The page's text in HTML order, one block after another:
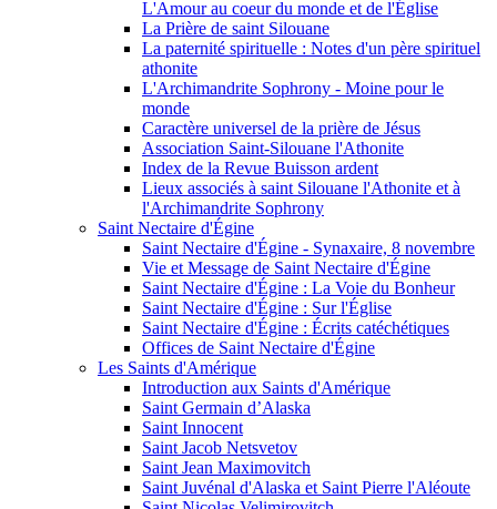
L'Amour au coeur du monde et de l'Église
La Prière de saint Silouane
La paternité spirituelle : Notes d'un père spirituel
athonite
L'Archimandrite Sophrony - Moine pour le
monde
Caractère universel de la prière de Jésus
Association Saint-Silouane l'Athonite
Index de la Revue Buisson ardent
Lieux associés à saint Silouane l'Athonite et à
l'Archimandrite Sophrony
Saint Nectaire d'Égine
Saint Nectaire d'Égine - Synaxaire, 8 novembre
Vie et Message de Saint Nectaire d'Égine
Saint Nectaire d'Égine : La Voie du Bonheur
Saint Nectaire d'Égine : Sur l'Église
Saint Nectaire d'Égine : Écrits catéchétiques
Offices de Saint Nectaire d'Égine
Les Saints d'Amérique
Introduction aux Saints d'Amérique
Saint Germain d’Alaska
Saint Innocent
Saint Jacob Netsvetov
Saint Jean Maximovitch
Saint Juvénal d'Alaska et Saint Pierre l'Aléoute